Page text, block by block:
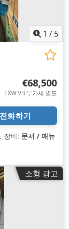
1 / 5
€68,500
EXW VB 부가세 별도
전화하기
, 장비: 문서 / 매뉴
소형 광고